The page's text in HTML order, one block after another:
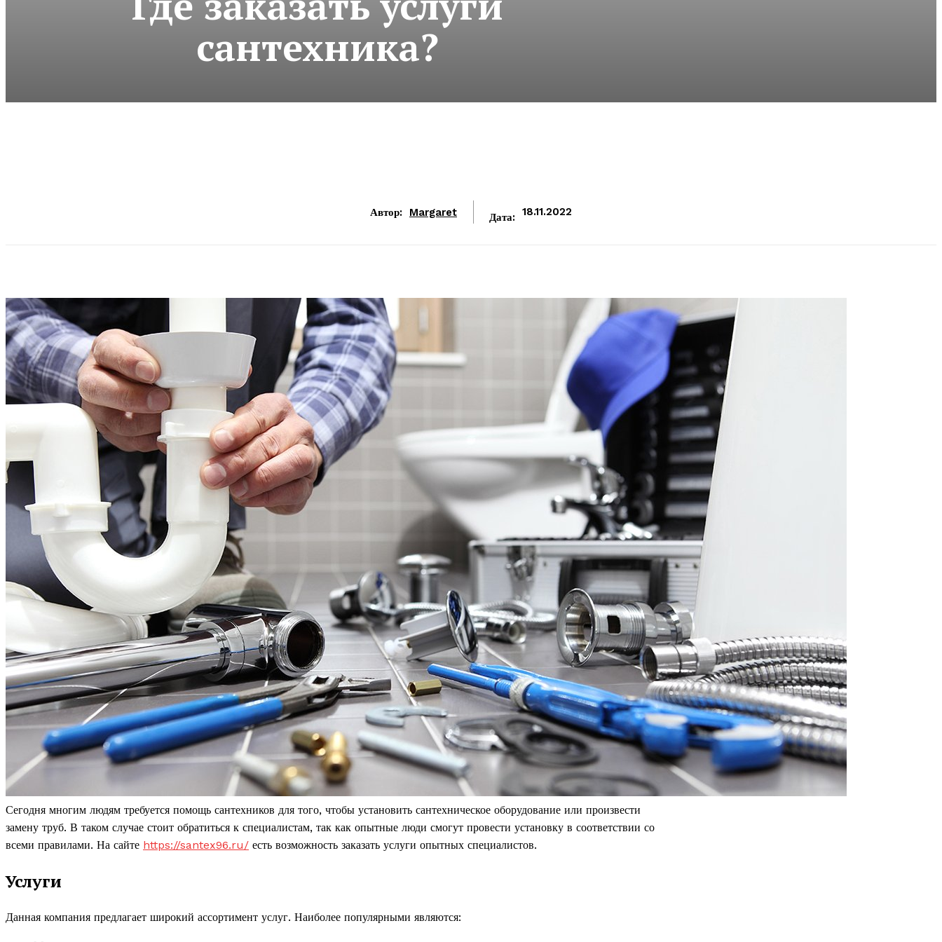
сантехника?
Автор: Margaret Дата: 18.11.2022
Сегодня многим людям требуется помощь сантехников для того, чтобы установить сантехническое оборудование или произвести
замену труб. В таком случае стоит обратиться к специалистам, так как опытные люди смогут провести установку в соответствии со
всеми правилами. На сайте https://santex96.ru/ есть возможность заказать услуги опытных специалистов.
Услуги
Данная компания предлагает широкий ассортимент услуг. Наиболее популярными являются: